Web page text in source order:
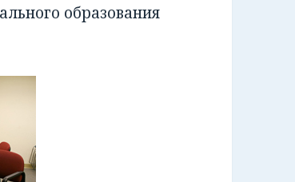
образования